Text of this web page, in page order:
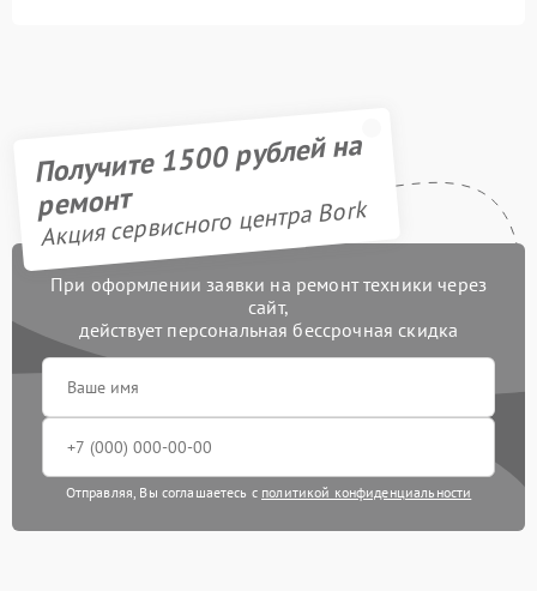
Получите 1500 рублей на
ремонт
Акция сервисного центра Bork
При оформлении заявки на ремонт техники через
сайт,
действует персональная бессрочная скидка
Отправляя, Вы соглашаетесь с политикой конфиденциальности